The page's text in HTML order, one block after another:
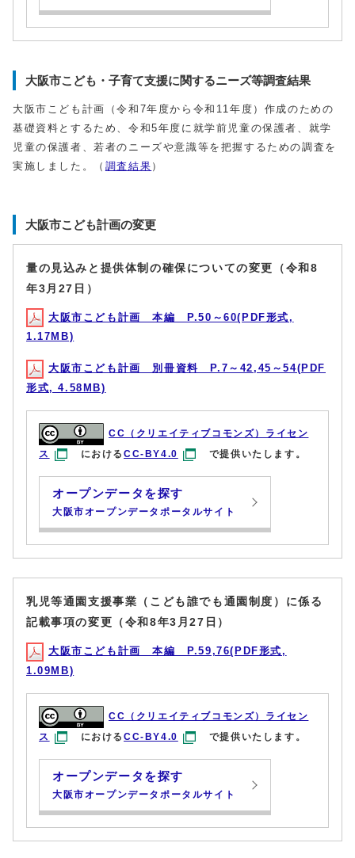
大阪市こども・子育て支援に関するニーズ等調査結果
大阪市こども計画（令和7年度から令和11年度）作成のための
基礎資料とするため、令和5年度に就学前児童の保護者、就学
児童の保護者、若者のニーズや意識等を把握するための調査を
実施しました。（ 調査結果 ）
大阪市こども計画の変更
量の見込みと提供体制の確保についての変更（令和8
年3月27日）
大阪市こども計画 本編 P.50～60(PDF形式,
1.17MB)
大阪市こども計画 別冊資料 P.7～42,45～54(PDF
形式, 4.58MB)
CC（クリエイティブコモンズ）ライセン
ス
におけるCC-BY4.0 で提供いたします。
オープンデータを探す
大阪市オープンデータポータルサイト
乳児等通園支援事業（こども誰でも通園制度）に係る
記載事項の変更（令和8年3月27日）
大阪市こども計画 本編 P.59,76(PDF形式,
1.09MB)
CC（クリエイティブコモンズ）ライセン
ス
におけるCC-BY4.0 で提供いたします。
オープンデータを探す
大阪市オープンデータポータルサイト